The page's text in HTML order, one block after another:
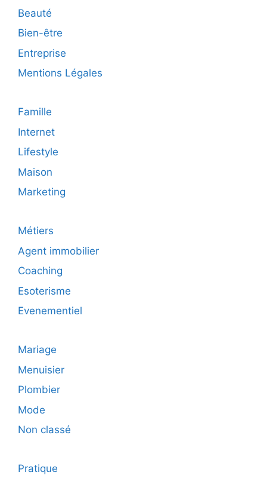
Beauté
Bien-être
Entreprise
Mentions Légales
Famille
Internet
Lifestyle
Maison
Marketing
Métiers
Agent immobilier
Coaching
Esoterisme
Evenementiel
Mariage
Menuisier
Plombier
Mode
Non classé
Pratique